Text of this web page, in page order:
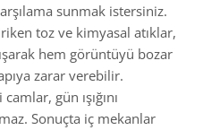
sunmak istersiniz.
toz ve kimyasal atıklar,
hem görüntüyü bozar
zarar verebilir.
gün ışığını
Sonuçta iç mekanlar